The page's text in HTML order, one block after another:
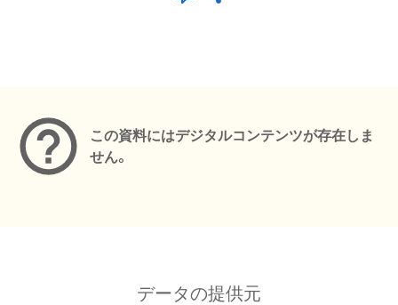
この資料にはデジタルコンテンツが存在しま
せん。
データの提供元